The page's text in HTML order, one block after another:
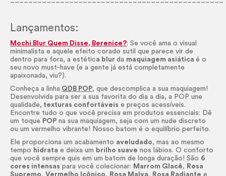
Lançamentos:
Mochi Blur Quem Disse, Berenice?: Se você ama o visual
minimalista e aquele efeito corado sutil que parece vir de
dentro para fora, a estética blurda maquiagem asiáticaé o
seu novo must-have (e a gente já está completamente
apaixonada, viu?).
Conheça a linha QDB POP, que descomplica a sua maquiagem!
Desenvolvida para ser a sua favorita do dia a dia, a POP une
qualidade, texturas confortáveis e preços acessíveis.
Encontre tudo o que você precisa em produtos essenciais: Dê
um toque POP na sua maquiagem, seja com um nude discreto
ou um vermelho vibrante! Nosso batom é o equilíbrio perfeito.
Ele proporciona um acabamento aveludado, mas ao mesmo
tempo hidrata e deixa um brilho suave nos lábios. O conforto
que você sempre quis em um batom de longa duração! São 6
cores intensas para você colecionar: Marrom Glacê, Rosa
Supremo,Vermelho Icônico, Rosa Malva, Rosa Radiante e